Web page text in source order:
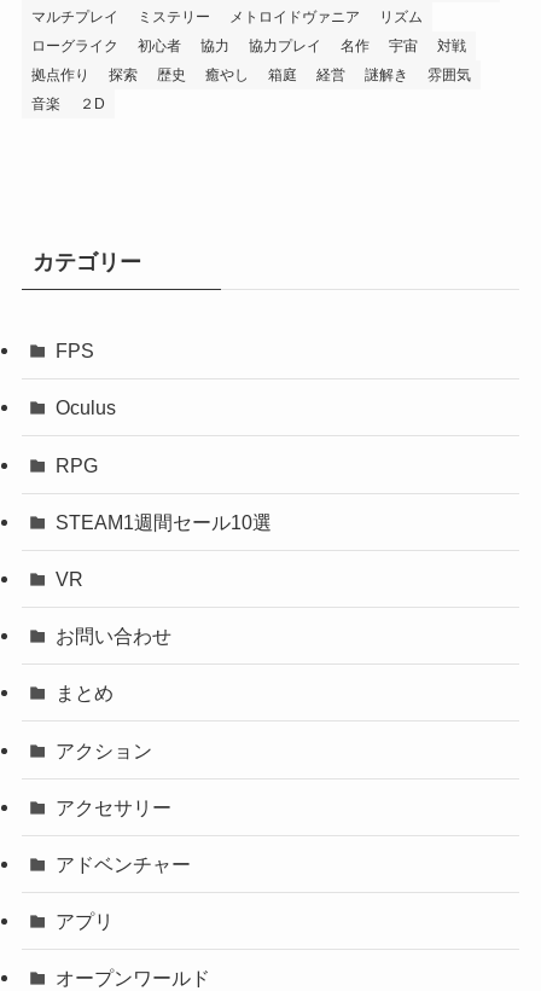
マルチプレイ ミステリー メトロイドヴァニア
リズム
ローグライク
初心者 協力 協力プレイ 名作 宇宙
対戦
拠点作り
探索 歴史 癒やし 箱庭 経営 謎解き
雰囲気
音楽
２D
カテゴリー
FPS
Oculus
RPG
STEAM1週間セール10選
VR
お問い合わせ
まとめ
アクション
アクセサリー
アドベンチャー
アプリ
オープンワールド